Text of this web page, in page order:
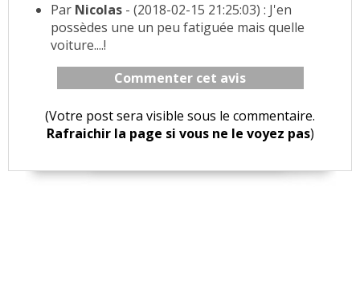
Par Nicolas - (2018-02-15 21:25:03) : J'en
possèdes une un peu fatiguée mais quelle
voiture....!
Commenter cet avis
(Votre post sera visible sous le commentaire.
Rafraichir la page si vous ne le voyez pas)